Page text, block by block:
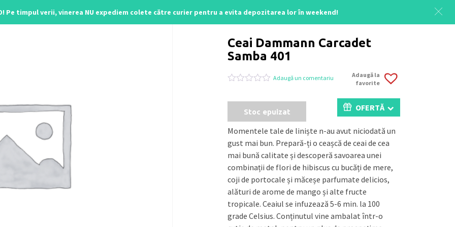
Pe timpul verii, vinerea NU expediem colete către curier pentru a evita depozitarea lor în weekend!
Ceai Dammann Carcadet
Samba 401
5
pe
a
evaluări
la
clienți
Adaugă un comentariu
Adaugă la
favorite
Stoc epuizat OFERTĂ
Momentele tale de liniște n-au avut niciodată un
gust mai bun. Prepară-ți o ceașcă de ceai de cea
mai bună calitate și descoperă savoarea unei
combinații de flori de hibiscus cu bucăți de mere,
coji de portocale și măceșe parfumate delicios,
alături de arome de mango și alte fructe
tropicale. Ceaiul se infuzează 5-6 min. la 100
grade Celsius. Conținutul vine ambalat într-o